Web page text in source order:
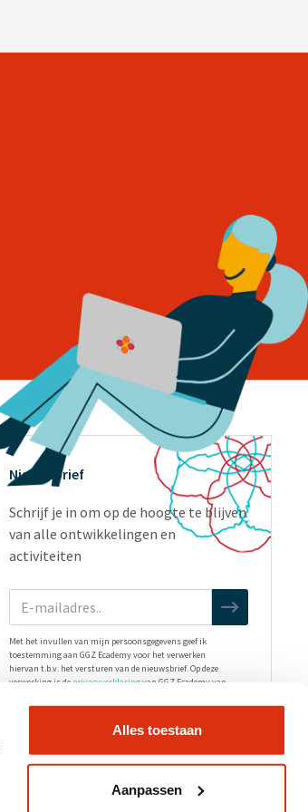
Alles toestaan
Aanpassen
Nieuwsbrief
Schrijf je in om op de hoogte te blijven
van alle ontwikkelingen en
activiteiten
Met het invullen van mijn persoonsgegevens geef ik
toestemming aan GGZ Ecademy voor het verwerken
hiervan t.b.v. het versturen van de nieuwsbrief. Op deze
verwerking is de privacyverklaringvan GGZ Ecademy van